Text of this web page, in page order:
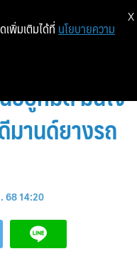
68 พุ่ง
ยู่หมัด มั่นใจ
มานด์ยางรถ
68 14:20
เพิ่มเติมได้ที่ นโยบายความ
X